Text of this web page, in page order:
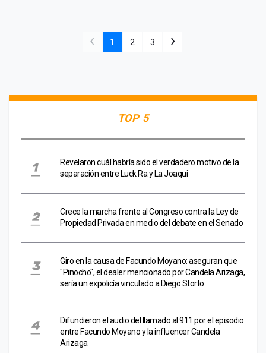
‹ 1 2 3 ›
TOP 5
Revelaron cuál habría sido el verdadero motivo de la
separación entre Luck Ra y La Joaqui
Crece la marcha frente al Congreso contra la Ley de
Propiedad Privada en medio del debate en el Senado
Giro en la causa de Facundo Moyano: aseguran que
"Pinocho", el dealer mencionado por Candela Arizaga,
sería un expolicía vinculado a Diego Storto
Difundieron el audio del llamado al 911 por el episodio
entre Facundo Moyano y la influencer Candela
Arizaga